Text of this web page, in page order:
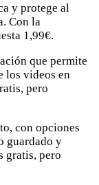
y protege al
Con la
1,99€.
que permite
los videos en
pero
con opciones
guardado y
gratis, pero